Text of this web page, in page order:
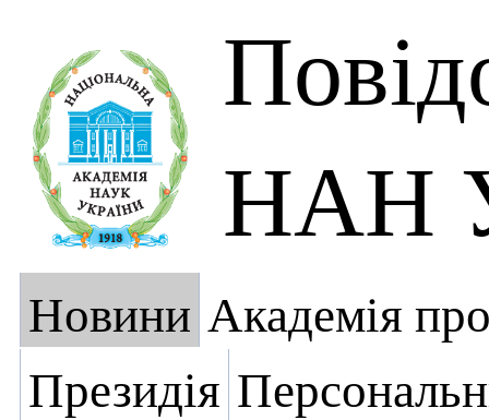
НАН
Новини Академія
Президія